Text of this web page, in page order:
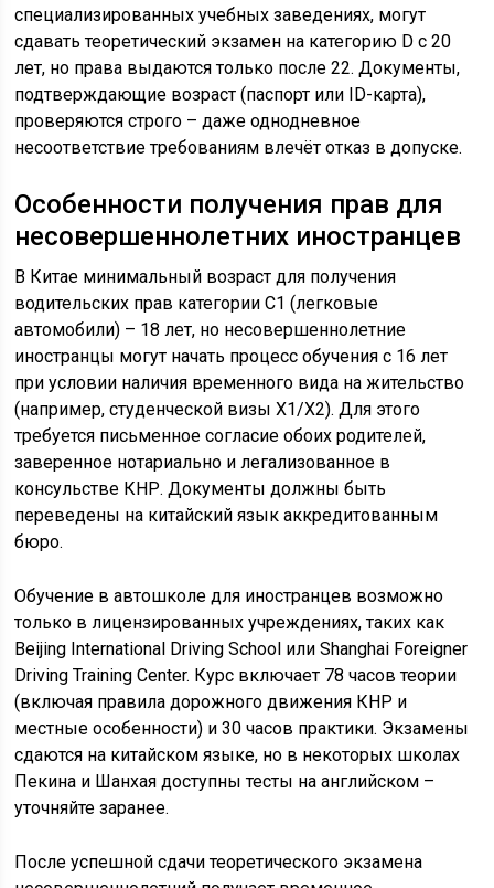
специализированных учебных заведениях, могут
сдавать теоретический экзамен на категорию D с 20
лет, но права выдаются только после 22. Документы,
подтверждающие возраст (паспорт или ID-карта),
проверяются строго – даже однодневное
несоответствие требованиям влечёт отказ в допуске.
Особенности получения прав для
несовершеннолетних иностранцев
В Китае минимальный возраст для получения
водительских прав категории C1 (легковые
автомобили) – 18 лет, но несовершеннолетние
иностранцы могут начать процесс обучения с 16 лет
при условии наличия временного вида на жительство
(например, студенческой визы X1/X2). Для этого
требуется письменное согласие обоих родителей,
заверенное нотариально и легализованное в
консульстве КНР. Документы должны быть
переведены на китайский язык аккредитованным
бюро.
Обучение в автошколе для иностранцев возможно
только в лицензированных учреждениях, таких как
Beijing International Driving School или Shanghai Foreigner
Driving Training Center. Курс включает 78 часов теории
(включая правила дорожного движения КНР и
местные особенности) и 30 часов практики. Экзамены
сдаются на китайском языке, но в некоторых школах
Пекина и Шанхая доступны тесты на английском –
уточняйте заранее.
После успешной сдачи теоретического экзамена